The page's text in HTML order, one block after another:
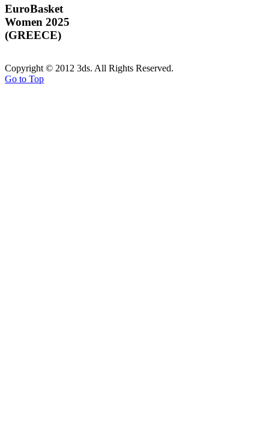
EuroBasket
Women 2025
(GREECE)
Copyright © 2012 3ds. All Rights Reserved.
Go to Top